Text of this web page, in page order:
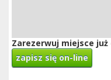
Zarezerwuj miejsce
zapisz się on-line